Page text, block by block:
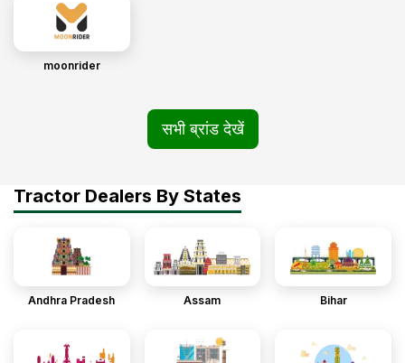
moonrider
सभी ब्रांड देखें
Tractor Dealers By States
Andhra Pradesh Assam Bihar